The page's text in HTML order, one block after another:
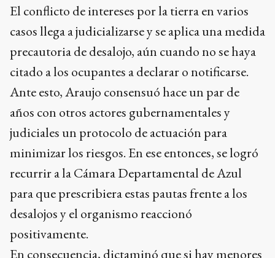
El conflicto de intereses por la tierra en varios
casos llega a judicializarse y se aplica una medida
precautoria de desalojo, aún cuando no se haya
citado a los ocupantes a declarar o notificarse.
Ante esto, Araujo consensuó hace un par de
años con otros actores gubernamentales y
judiciales un protocolo de actuación para
minimizar los riesgos. En ese entonces, se logró
recurrir a la Cámara Departamental de Azul
para que prescribiera estas pautas frente a los
desalojos y el organismo reaccionó
positivamente.
En consecuencia, dictaminó que si hay menores